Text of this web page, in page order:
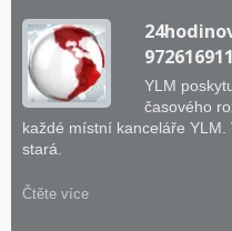
YLM
časového
každé místní kanceláře YLM.
stará.
Čtěte více